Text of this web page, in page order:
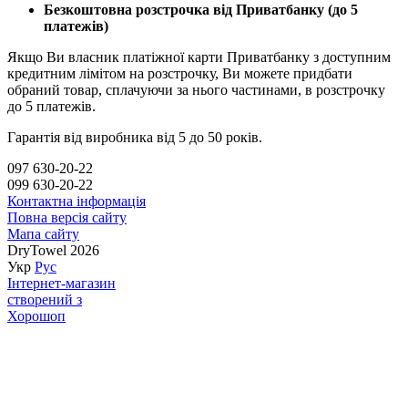
Безкоштовна розстрочка від Приватбанку (до 5
платежів)
Якщо Ви власник платіжної карти Приватбанку з доступним
кредитним лімітом на розстрочку, Ви можете придбати
обраний товар, сплачуючи за нього частинами, в розстрочку
до 5 платежів.
Гарантія від виробника від 5 до 50 років.
097 630-20-22
099 630-20-22
Контактна інформація
Повна версія сайту
Мапа сайту
DryTowel 2026
Укр Рус
Інтернет-магазин
створений з
Хорошоп